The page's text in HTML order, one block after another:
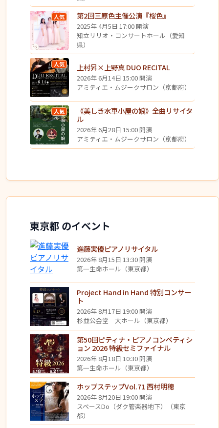
人気 第2回三原色主催公演『桜色』
2025年 4月5日 17:00 開演
知立リリオ・コンサートホール（愛知
県）
人気 上村昇×上野真 DUO RECITAL
2026年 6月14日 15:00 開演
アミティエ・ムジークサロン（京都府）
人気
《美しき水車小屋の娘》全曲リサイタ
ル
2026年 6月28日 15:00 開演
アミティエ・ムジークサロン（京都府）
東京都 のイベント
進藤実優ピアノリサイタル
2026年 8月15日 13:30 開演
第一生命ホール（東京都）
Project Hand in Hand 特別コンサー
ト
2026年 8月17日 19:00 開演
杉並公会堂 大ホール（東京都）
第50回ピティナ・ピアノコンペティシ
ョン 2026 特級セミファイナル
2026年 8月18日 10:30 開演
第一生命ホール（東京都）
ホップステップVol.71 西村明穂
2026年 8月20日 19:00 開演
スペースDo（ダク管楽器地下）（東京
都）